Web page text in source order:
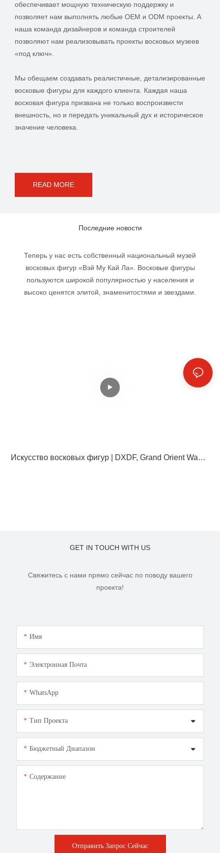
обеспечивает мощную техническую поддержку и
позволяет нам выполнять любые OEM и ODM проекты. А
наша команда дизайнеров и команда строителей
позволяют нам реализовывать проекты восковых музеев
«под ключ».
Мы обещаем создавать реалистичные, детализированные
восковые фигуры для каждого клиента. Каждая наша
восковая фигура призвана не только воспроизвести
внешность, но и передать уникальный дух и историческое
значение человека.
READ MORE
Последние новости
Теперь у нас есть собственный национальный музей
восковых фигур «Вэй Му Кай Ла». Восковые фигуры
пользуются широкой популярностью у населения и
высоко ценятся элитой, знаменитостями и звездами.
Искусство восковых фигур | DXDF, Grand Orient Wax Figure
GET IN TOUCH WITH US
Свяжитесь с нами прямо сейчас по поводу вашего
проекта!
Имя
Электронная Почта
WhatsApp
Тип Проекта
Бюджетный Диапазон
Содержание
Отправить Запрос Сейчас